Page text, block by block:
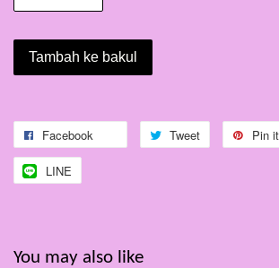
Tambah ke bakul
Facebook Tweet Pin it
LINE
You may also like